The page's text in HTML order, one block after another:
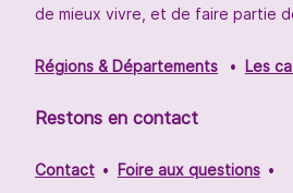
de mieux vivre, et de faire partie
Régions & Départements Les
Restons en contact
Contact Foire aux questions